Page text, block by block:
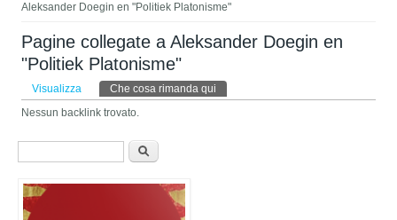
Aleksander Doegin en "Politiek Platonisme"
Pagine collegate a Aleksander Doegin en
"Politiek Platonisme"
Schede primarie
Visualizza Che cosa rimanda qui
Nessun backlink trovato.
Form di ricerca